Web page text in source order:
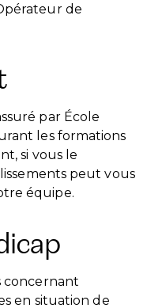
de
par École
les formations
si vous le
peut vous
équipe.
concernant
en situation de